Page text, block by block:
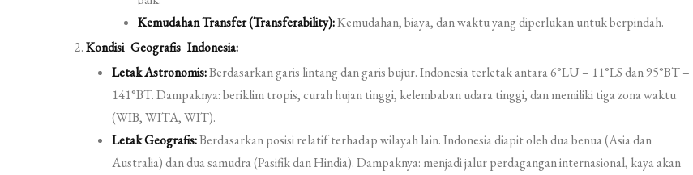
Kemudahan Transfer (Transferability):Kemudahan, biaya, dan waktu yang diperlukan untuk berpindah.
Kondisi Geografis Indonesia:
Letak Astronomis:Berdasarkan garis lintang dan garis bujur. Indonesia terletak antara 6°LU – 11°LS dan 95°BT –
141°BT. Dampaknya: beriklim tropis, curah hujan tinggi, kelembaban udara tinggi, dan memiliki tiga zona waktu
(WIB, WITA, WIT).
Letak Geografis:Berdasarkan posisi relatif terhadap wilayah lain. Indonesia diapit oleh dua benua (Asia dan
Australia) dan dua samudra (Pasifik dan Hindia). Dampaknya: menjadi jalur perdagangan internasional, kaya akan